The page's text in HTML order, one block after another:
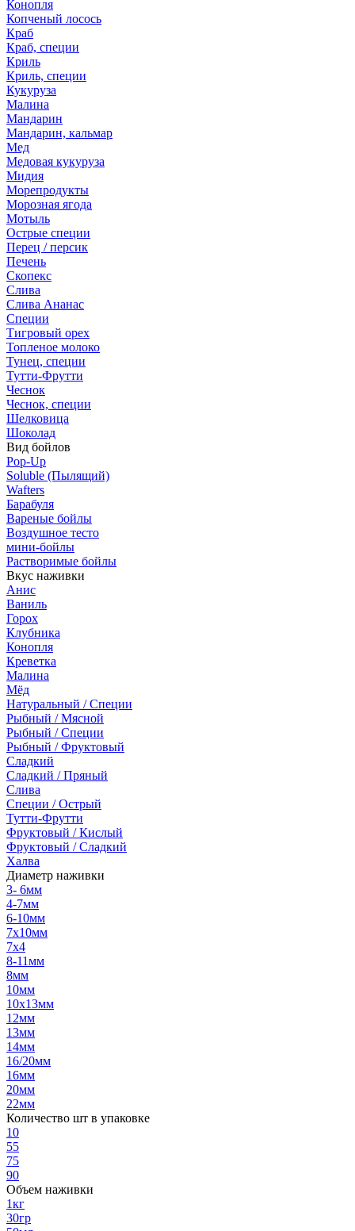
Конопля
Копченый лосось
Краб
Краб, специи
Криль
Криль, специи
Кукуруза
Малина
Мандарин
Мандарин, кальмар
Мед
Медовая кукуруза
Мидия
Морепродукты
Морозная ягода
Мотыль
Острые специи
Перец / персик
Печень
Скопекс
Слива
Слива Ананас
Специи
Тигровый орех
Топленое молоко
Тунец, специи
Тутти-Фрутти
Чеснок
Чеснок, специи
Шелковица
Шоколад
Вид бойлов
Pop-Up
Soluble (Пылящий)
Wafters
Барабуля
Вареные бойлы
Воздушное тесто
мини-бойлы
Растворимые бойлы
Вкус наживки
Анис
Ваниль
Горох
Клубника
Конопля
Креветка
Малина
Мёд
Натуральный / Специи
Рыбный / Мясной
Рыбный / Специи
Рыбный / Фруктовый
Сладкий
Сладкий / Пряный
Слива
Специи / Острый
Тутти-Фрутти
Фруктовый / Кислый
Фруктовый / Сладкий
Халва
Диаметр наживки
3- 6мм
4-7мм
6-10мм
7х10мм
7х4
8-11мм
8мм
10мм
10х13мм
12мм
13мм
14мм
16/20мм
16мм
20мм
22мм
Количество шт в упаковке
10
55
75
90
Объем наживки
1кг
30гр